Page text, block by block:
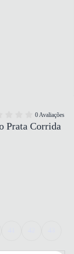
0 Avaliações
Prata Corrida